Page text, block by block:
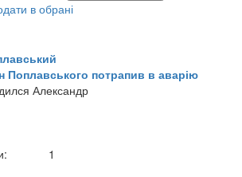
в обрані
Поплавського потрапив в аварію
Александр
1